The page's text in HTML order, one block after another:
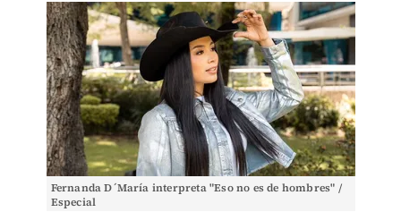
Fernanda D´María interpreta "Eso no es de hombres" /
Especial